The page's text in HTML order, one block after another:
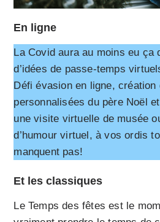
En ligne
La Covid aura au moins eu ça
d’idées de passe-temps
Défi évasion en ligne, création
personnalisées du père Noël
une visite virtuelle de musée
d’humour virtuel, à vos ordis
manquent pas!
Et les classiques
Le Temps des fêtes est le